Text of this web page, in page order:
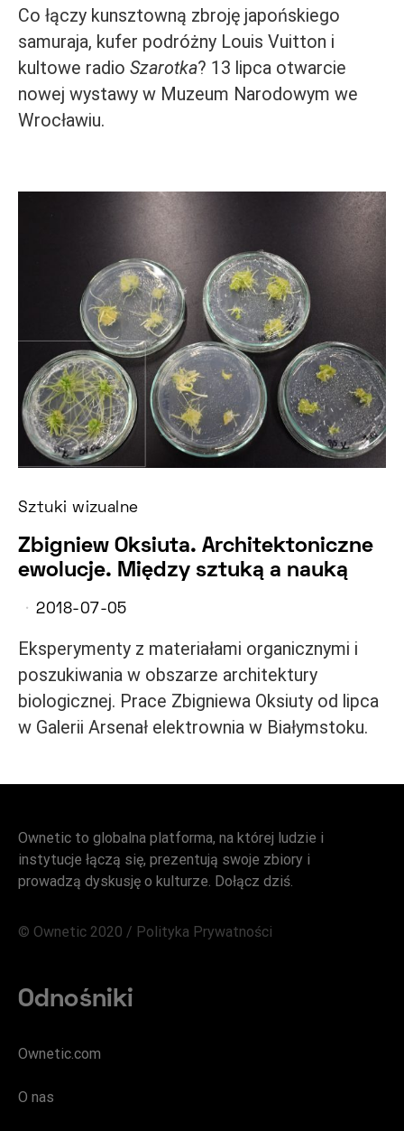
Co łączy kunsztowną zbroję japońskiego
samuraja, kufer podróżny Louis Vuitton i
kultowe radio Szarotka? 13 lipca otwarcie
nowej wystawy w Muzeum Narodowym we
Wrocławiu.
Sztuki wizualne
Zbigniew Oksiuta. Architektoniczne
ewolucje. Między sztuką a nauką
2018-07-05
Eksperymenty z materiałami organicznymi i
poszukiwania w obszarze architektury
biologicznej. Prace Zbigniewa Oksiuty od lipca
w Galerii Arsenał elektrownia w Białymstoku.
Ownetic to globalna platforma, na której ludzie i
instytucje łączą się, prezentują swoje zbiory i
prowadzą dyskusję o kulturze. Dołącz dziś.
© Ownetic 2020 / Polityka Prywatności
Odnośniki
Ownetic.com
O nas